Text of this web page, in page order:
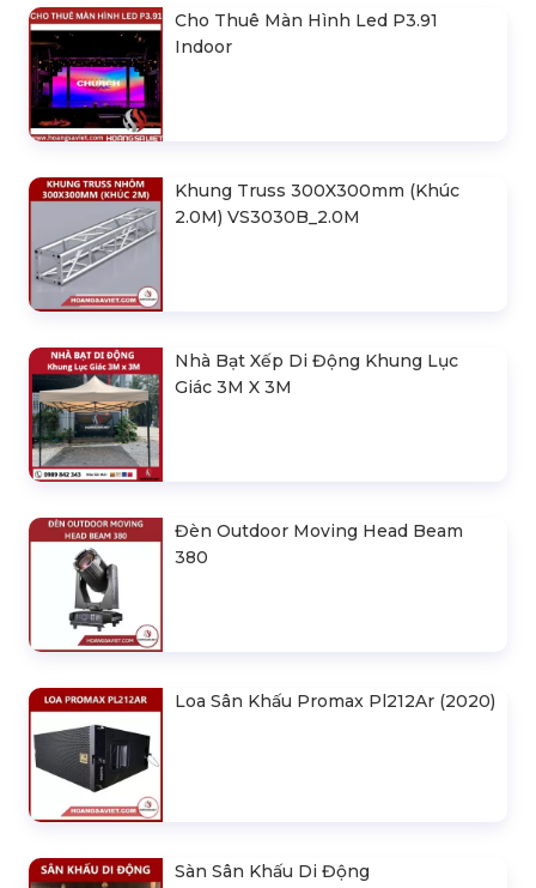
Cho Thuê Màn Hình Led P3.91
Indoor
Khung Truss 300X300mm (Khúc
2.0M) VS3030B_2.0M
Nhà Bạt Xếp Di Động Khung Lục
Giác 3M X 3M
Đèn Outdoor Moving Head Beam
380
Loa Sân Khấu Promax Pl212Ar (2020)
Sàn Sân Khấu Di Động